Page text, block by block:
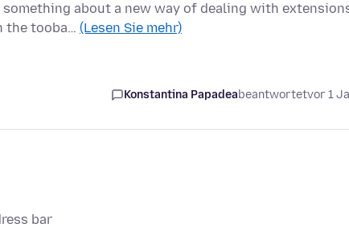
about a new way of dealing with
the tooba… (Lesen Sie mehr)
Konstantina Papadeabeantwortetvor 1
bar